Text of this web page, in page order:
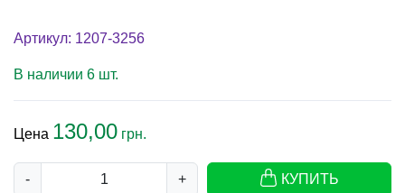
Артикул: 1207-3256
В наличии 6 шт.
Цена 130,00 грн.
- + КУПИТЬ